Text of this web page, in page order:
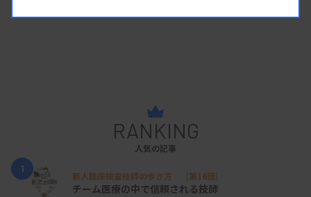
RANKING
人気の記事
1
新人臨床検査技師の歩き方 ［第16回］
チーム医療の中で信頼される技師